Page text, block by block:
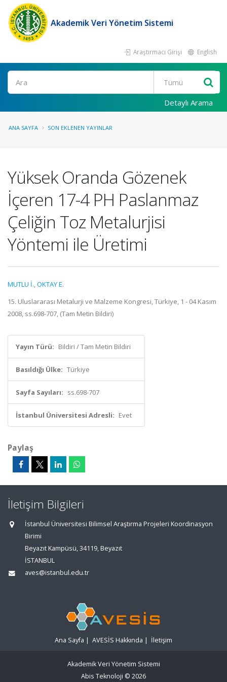
Akademik Veri Yönetim Sistemi
Araştırmacı Girişi English
Ara
Detaylı Arama
ANA SAYFA SON EKLENEN YAYINLAR
Yüksek Oranda Gözenek
İçeren 17-4 PH Paslanmaz
Çeliğin Toz Metalurjisi
Yöntemi ile Üretimi
MUTLU İ.,OKTAY E.
15. Uluslararası Metalurji ve Malzeme Kongresi, Türkiye, 1 - 04 Kasım
2008, ss.698-707, (Tam Metin Bildiri)
Yayın Türü: Bildiri / Tam Metin Bildiri
Basıldığı Ülke: Türkiye
Sayfa Sayıları: ss.698-707
İstanbul Üniversitesi Adresli: Evet
Paylaş
İletişim Bilgileri
İstanbul Üniversitesi Bilimsel Araştırma Projeleri Koordinasyon
Birimi
Beyazıt Kampüsü, 34119, Beyazıt
İSTANBUL
aves@istanbul.edu.tr
Ana Sayfa | AVESİS Hakkında | İletişim
Akademik Veri Yönetim Sistemi
Abis Teknoloji © 2026